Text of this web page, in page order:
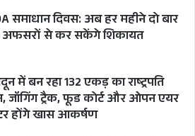
समाधान दिवस: अब हर महीने दो बार
से कर सकेंगे शिकायत
में बन रहा 132 एकड़ का राष्ट्रपति
जॉगिंग ट्रैक, फूड कोर्ट और ओपन एयर
होंगे खास आकर्षण